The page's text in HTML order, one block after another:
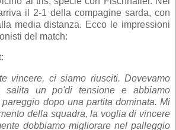
il 2-1 della compagine sarda, con
media distanza. Ecco le impressioni
del match:
:
vincere, ci siamo riusciti. Dovevamo
salita un po'di tensione e abbiamo
dopo una partita dominata. Mi
della squadra, la voglia di vincere
dobbiamo migliorare nel palleggio